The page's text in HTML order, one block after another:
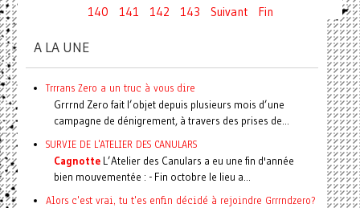
140
141 142 143 Suivant Fin
A LA UNE
Trrrans Zero a un truc à vous dire
Grrrnd Zero fait l’objet depuis plusieurs mois d’une
campagne de dénigrement, à travers des prises de...
SURVIE DE L'ATELIER DES CANULARS
CagnotteL’Atelier des Canulars a eu une fin d'année
bien mouvementée : - Fin octobre le lieu a...
Alors c'est vrai, tu t'es enfin décidé à rejoindre Grrrndzero?